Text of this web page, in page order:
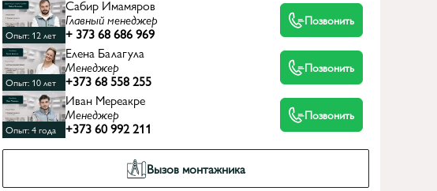
Опыт: 12 лет
Сабир Имамяров
Главный менеджер
+ 373 68 686 969
Позвонить
Опыт: 10 лет
Елена Балагула
Менеджер
+373 68 558 255
Позвонить
Опыт: 4 года
Иван Мереакре
Менеджер
+373 60 992 211
Позвонить
Вызов монтажника